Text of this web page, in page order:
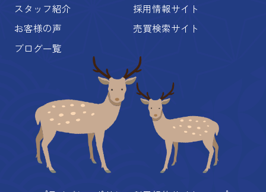
スタッフ紹介
お客様の声
ブログ一覧
採用情報サイト
売買検索サイト